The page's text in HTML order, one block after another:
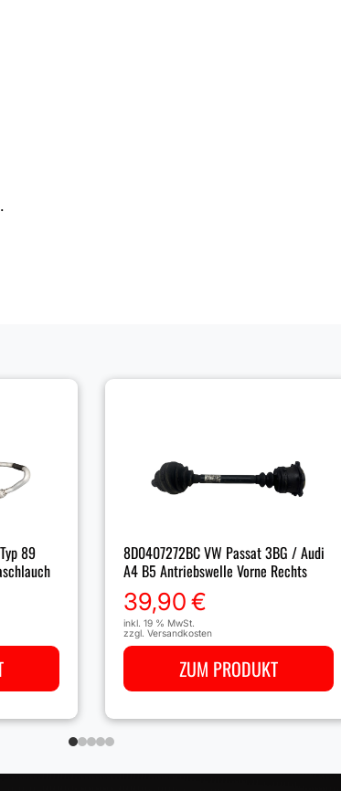
89
8D0407272BC VW Passat 3BG / Audi
A4 B5 Antriebswelle Vorne Rechts
39,90€
inkl. 19 % MwSt.
zzgl. Versandkosten
ZUM PRODUKT